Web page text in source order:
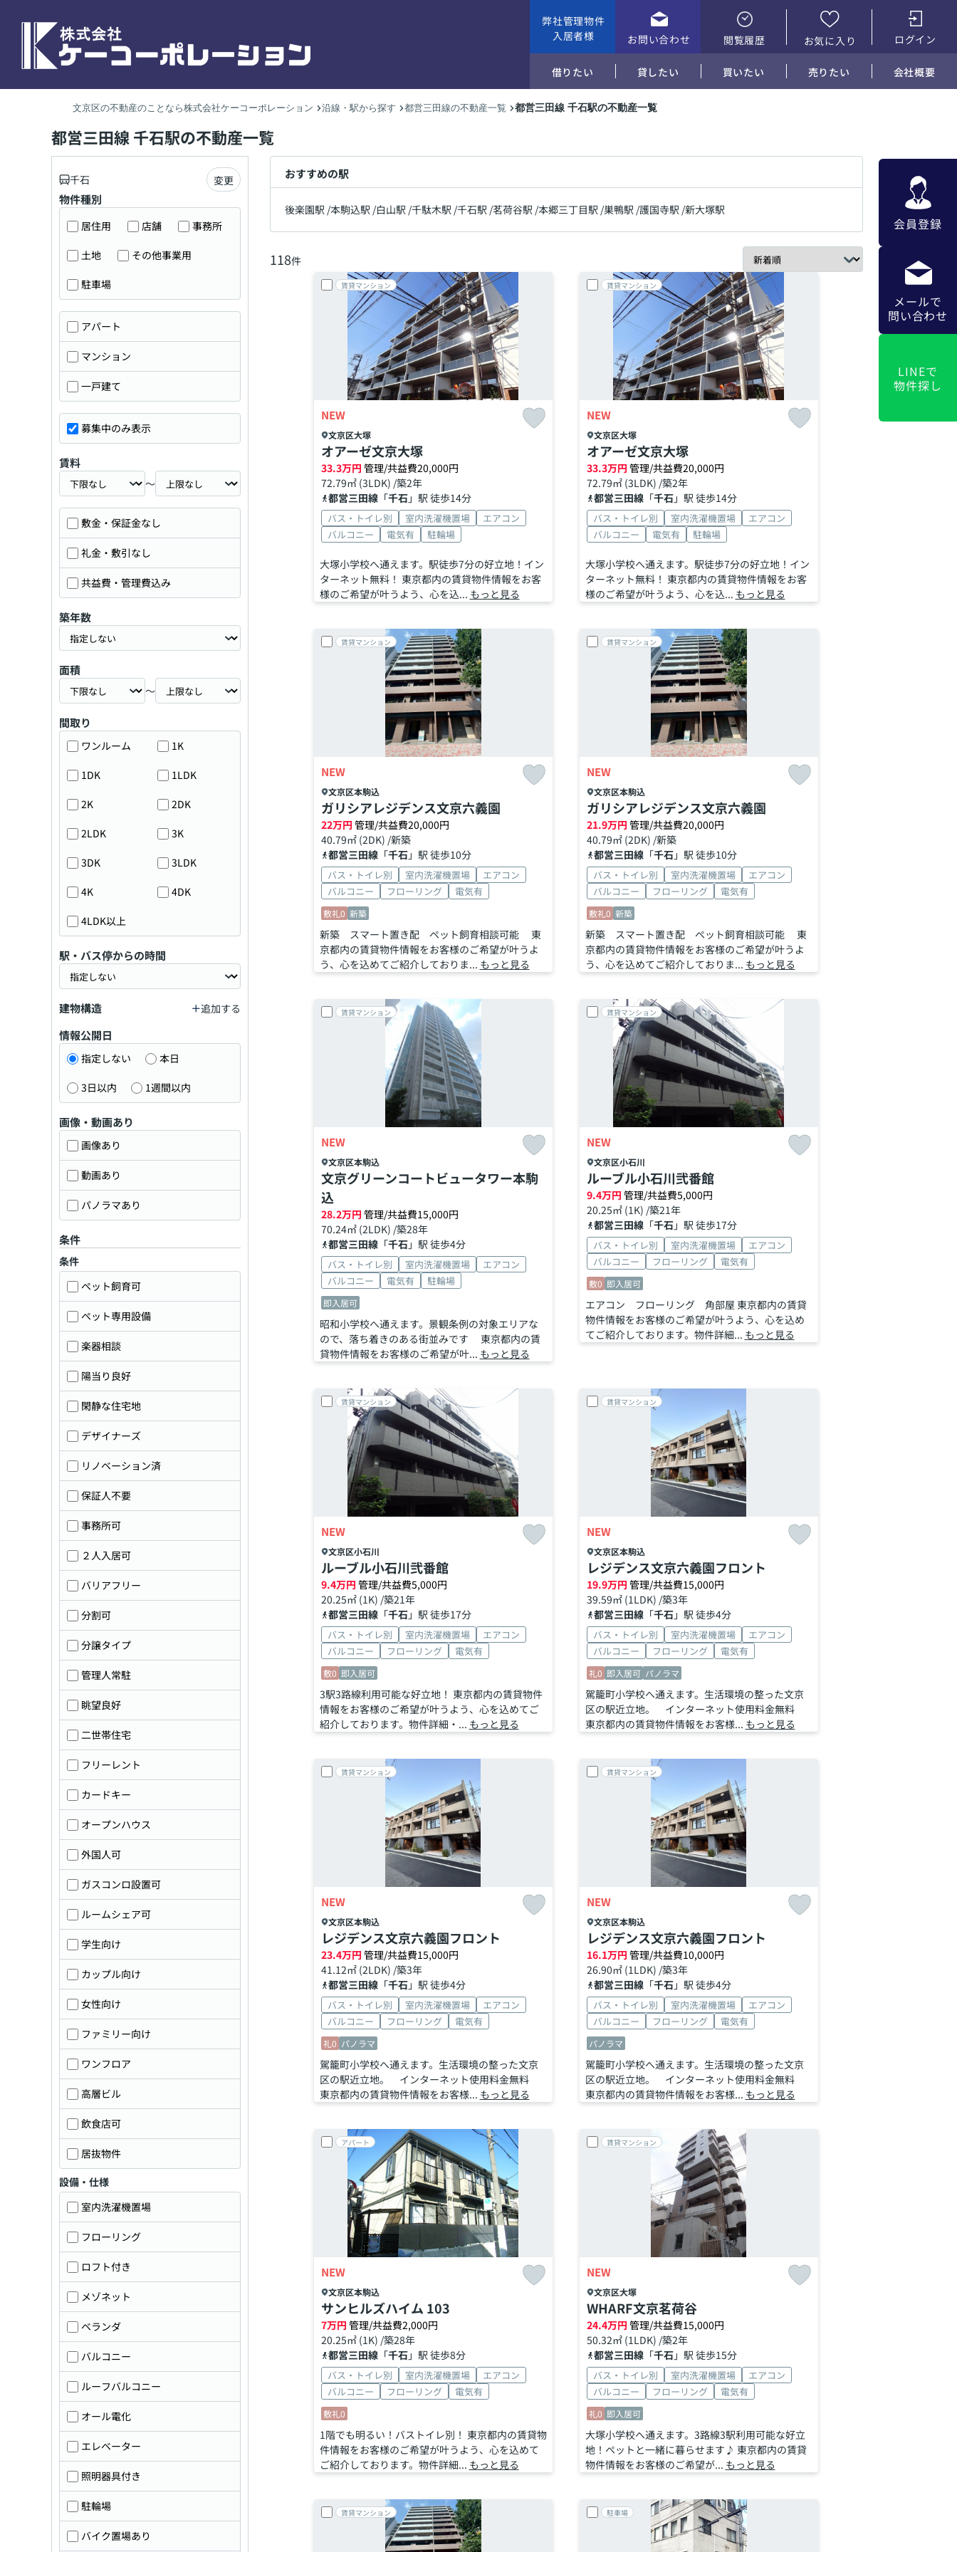
弊社管理物件
入居者様
お問い合わせ 閲覧履歴 お気に入り ログイン
借りたい 貸したい 買いたい 売りたい 会社概要
会員登録
メールで
問い合わせ
LINEで
物件探し
文京区の不動産のことなら株式会社ケーコーポレーション 沿線・駅から探す 都営三田線の不動産一覧 都営三田線 千石駅の不動産一覧
都営三田線 千石駅の不動産一覧
おすすめの駅
後楽園駅 /本駒込駅 /白山駅 /千駄木駅 /千石駅 /茗荷谷駅 /本郷三丁目駅 /巣鴨駅 /護国寺駅 /新大塚駅
118件
賃貸マンション
NEW
文京区大塚
オアーゼ文京大塚
33.3万円 管理/共益費20,000円
72.79㎡ (3LDK) /築2年
都営三田線「千石」駅 徒歩14分
バス・トイレ別 室内洗濯機置場
エアコン
バルコニー
電気有 駐輪場
大塚小学校へ通えます。駅徒歩7分の好立地！イン
ターネット無料！ 東京都内の賃貸物件情報をお客
様のご希望が叶うよう、心を込... もっと見る
賃貸マンション
NEW
文京区大塚
オアーゼ文京大塚
33.3万円 管理/共益費20,000円
72.79㎡ (3LDK) /築2年
都営三田線「千石」駅 徒歩14分
バス・トイレ別 室内洗濯機置場
エアコン
バルコニー
電気有 駐輪場
大塚小学校へ通えます。駅徒歩7分の好立地！イン
ターネット無料！ 東京都内の賃貸物件情報をお客
様のご希望が叶うよう、心を込... もっと見る
賃貸マンション
NEW
文京区本駒込
ガリシアレジデンス文京六義園
22万円 管理/共益費20,000円
40.79㎡ (2DK) /新築
都営三田線「千石」駅 徒歩10分
バス・トイレ別 室内洗濯機置場
エアコン
バルコニー
フローリング 電気有
敷礼0 新築
新築 スマート置き配 ペット飼育相談可能 東
京都内の賃貸物件情報をお客様のご希望が叶うよ
う、心を込めてご紹介しておりま... もっと見る
賃貸マンション
NEW
文京区本駒込
ガリシアレジデンス文京六義園
21.9万円 管理/共益費20,000円
40.79㎡ (2DK) /新築
都営三田線「千石」駅 徒歩10分
バス・トイレ別 室内洗濯機置場
エアコン
バルコニー
フローリング 電気有
敷礼0 新築
新築 スマート置き配 ペット飼育相談可能 東
京都内の賃貸物件情報をお客様のご希望が叶うよ
う、心を込めてご紹介しておりま... もっと見る
賃貸マンション
NEW
文京区本駒込
文京グリーンコートビュータワー本駒
込
28.2万円 管理/共益費15,000円
70.24㎡ (2LDK) /築28年
都営三田線「千石」駅 徒歩4分
バス・トイレ別 室内洗濯機置場
エアコン
バルコニー
電気有 駐輪場
即入居可
昭和小学校へ通えます。景観条例の対象エリアな
ので、落ち着きのある街並みです 東京都内の賃
貸物件情報をお客様のご希望が叶... もっと見る
賃貸マンション
NEW
文京区小石川
ルーブル小石川弐番館
9.4万円 管理/共益費5,000円
20.25㎡ (1K) /築21年
都営三田線「千石」駅 徒歩17分
バス・トイレ別 室内洗濯機置場
エアコン
バルコニー
フローリング 電気有
敷0 即入居可
エアコン フローリング 角部屋 東京都内の賃貸
物件情報をお客様のご希望が叶うよう、心を込め
てご紹介しております。物件詳細... もっと見る
賃貸マンション
NEW
文京区小石川
ルーブル小石川弐番館
9.4万円 管理/共益費5,000円
20.25㎡ (1K) /築21年
都営三田線「千石」駅 徒歩17分
バス・トイレ別 室内洗濯機置場
エアコン
バルコニー
フローリング 電気有
敷0 即入居可
3駅3路線利用可能な好立地！ 東京都内の賃貸物件
情報をお客様のご希望が叶うよう、心を込めてご
紹介しております。物件詳細・... もっと見る
賃貸マンション
NEW
文京区本駒込
レジデンス文京六義園フロント
19.9万円 管理/共益費15,000円
39.59㎡ (1LDK) /築3年
都営三田線「千石」駅 徒歩4分
バス・トイレ別 室内洗濯機置場
エアコン
バルコニー
フローリング 電気有
礼0 即入居可 パノラマ
駕籠町小学校へ通えます。生活環境の整った文京
区の駅近立地。 インターネット使用料金無料
東京都内の賃貸物件情報をお客様... もっと見る
賃貸マンション
NEW
文京区本駒込
レジデンス文京六義園フロント
23.4万円 管理/共益費15,000円
41.12㎡ (2LDK) /築3年
都営三田線「千石」駅 徒歩4分
バス・トイレ別 室内洗濯機置場
エアコン
バルコニー
フローリング 電気有
礼0 パノラマ
駕籠町小学校へ通えます。生活環境の整った文京
区の駅近立地。 インターネット使用料金無料
東京都内の賃貸物件情報をお客様... もっと見る
賃貸マンション
NEW
文京区本駒込
レジデンス文京六義園フロント
16.1万円 管理/共益費10,000円
26.90㎡ (1LDK) /築3年
都営三田線「千石」駅 徒歩4分
バス・トイレ別 室内洗濯機置場
エアコン
バルコニー
フローリング 電気有
パノラマ
駕籠町小学校へ通えます。生活環境の整った文京
区の駅近立地。 インターネット使用料金無料
東京都内の賃貸物件情報をお客様... もっと見る
アパート
NEW
文京区本駒込
サンヒルズハイム 103
7万円 管理/共益費2,000円
20.25㎡ (1K) /築28年
都営三田線「千石」駅 徒歩8分
バス・トイレ別 室内洗濯機置場
エアコン
バルコニー
フローリング 電気有
敷礼0
1階でも明るい！バストイレ別！ 東京都内の賃貸物
件情報をお客様のご希望が叶うよう、心を込めて
ご紹介しております。物件詳細... もっと見る
賃貸マンション
NEW
文京区大塚
WHARF文京茗荷谷
24.4万円 管理/共益費15,000円
50.32㎡ (1LDK) /築2年
都営三田線「千石」駅 徒歩15分
バス・トイレ別 室内洗濯機置場
エアコン
バルコニー
フローリング 電気有
礼0 即入居可
大塚小学校へ通えます。3路線3駅利用可能な好立
地！ペットと一緒に暮らせます♪ 東京都内の賃貸
物件情報をお客様のご希望が... もっと見る
賃貸マンション 駐車場
千石 変更
物件種別
居住用 店舗 事務所
土地 その他事業用
駐車場
アパート
マンション
一戸建て
募集中のみ表示
賃料
～
敷金・保証金なし
礼金・敷引なし
共益費・管理費込み
築年数
面積
～
間取り
ワンルーム 1K
1DK 1LDK
2K 2DK
2LDK 3K
3DK 3LDK
4K 4DK
4LDK以上
駅・バス停からの時間
建物構造 追加する
情報公開日
指定しない 本日
3日以内 1週間以内
画像・動画あり
画像あり
動画あり
パノラマあり
条件
条件
ペット飼育可
ペット専用設備
楽器相談
陽当り良好
閑静な住宅地
デザイナーズ
リノベーション済
保証人不要
事務所可
２人入居可
バリアフリー
分割可
分譲タイプ
管理人常駐
眺望良好
二世帯住宅
フリーレント
カードキー
オープンハウス
外国人可
ガスコンロ設置可
ルームシェア可
学生向け
カップル向け
女性向け
ファミリー向け
ワンフロア
高層ビル
飲食店可
居抜物件
設備・仕様
室内洗濯機置場
フローリング
ロフト付き
メゾネット
ベランダ
バルコニー
ルーフバルコニー
オール電化
エレベーター
照明器具付き
駐輪場
バイク置場あり